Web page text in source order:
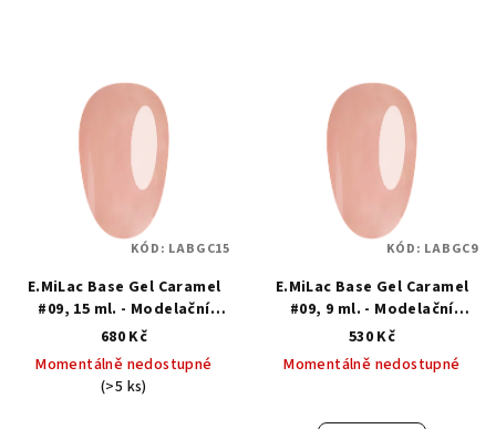
E.MiLac Base Gel Caramel
#09, 15 ml. - Modelační
kamuflážní báze
680 Kč
Momentálně nedostupné
(>5 ks)
KÓD: LABGC15
E.MiLac Base Gel Caramel
#09, 9 ml. - Modelační
kamuflážní báze
530 Kč
Momentálně nedostupné
KÓD: LABGC9